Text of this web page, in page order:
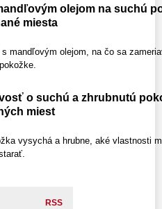
olejom na suchú
miesta
mandľovým olejom, na čo sa
o suchú a zhrubnutú
miest
vysychá a hrubne, aké vlastnosti
RSS